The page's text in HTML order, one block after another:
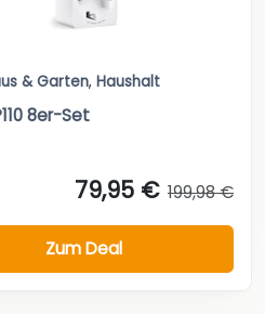
& Garten, Haushalt
8er-Set
79,95 € 199,98 €
Zum Deal